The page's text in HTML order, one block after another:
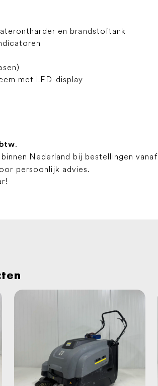
en brandstoftank
met LED-display
.
Nederland bij bestellingen vanaf
persoonlijk advies.